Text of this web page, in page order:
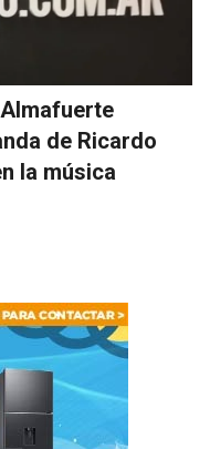
de Ricardo
la música